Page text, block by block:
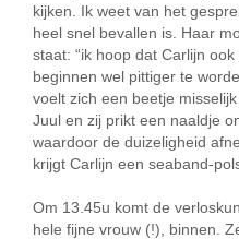
kijken. Ik weet van het
heel snel bevallen is. Haar
staat: “ik hoop dat Carlijn
beginnen wel pittiger te
voelt zich een beetje
Juul en zij prikt een naaldje
waardoor de duizeligheid
krijgt Carlijn een seaband-
Om 13.45u komt de
hele fijne vrouw (!), binnen.